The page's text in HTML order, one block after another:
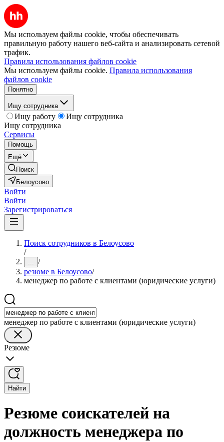
Мы используем файлы cookie, чтобы обеспечивать
правильную работу нашего веб-сайта и анализировать сетевой
трафик.
Правила использования файлов cookie
Мы используем файлы cookie. Правила использования
файлов cookie
Понятно
Ищу сотрудника
Ищу работу
Ищу сотрудника
Ищу сотрудника
Сервисы
Помощь
Ещё
Поиск
Белоусово
Войти
Войти
Зарегистрироваться
Поиск сотрудников в Белоусово
/
... /
резюме в Белоусово/
менеджер по работе с клиентами (юридические услуги)
менеджер по работе с клиентами (юридические услуги)
Резюме
Найти
Резюме соискателей на
должность менеджера по